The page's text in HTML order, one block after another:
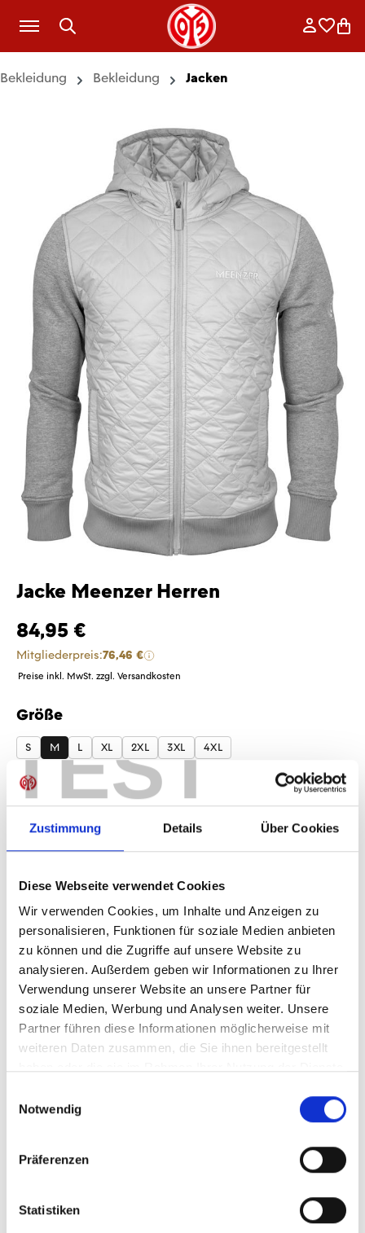
TEST
Zustimmung Details Über Cookies
Diese Webseite verwendet Cookies
Wir verwenden Cookies, um Inhalte und Anzeigen zu
personalisieren, Funktionen für soziale Medien anbieten
zu können und die Zugriffe auf unsere Website zu
analysieren. Außerdem geben wir Informationen zu Ihrer
Verwendung unserer Website an unsere Partner für
soziale Medien, Werbung und Analysen weiter. Unsere
Partner führen diese Informationen möglicherweise mit
weiteren Daten zusammen, die Sie ihnen bereitgestellt
Notwendig
Präferenzen
Statistiken
Zum Hauptinhalt springen
Bekleidung Bekleidung Jacken
Jacke Meenzer Herren
84,95 €
Mitgliederpreis:76,46 €
Preise inkl. MwSt. zzgl. Versandkosten
Größe
auswählen
S M L XL 2XL 3XL 4XL
Produkt Anzahl: Gib den gewünschten
Anzahl
Sofort verfügbar, Lieferzeit: 1-3 Tage
IN DEN WARENKORB
Produktdetails
84,95 €